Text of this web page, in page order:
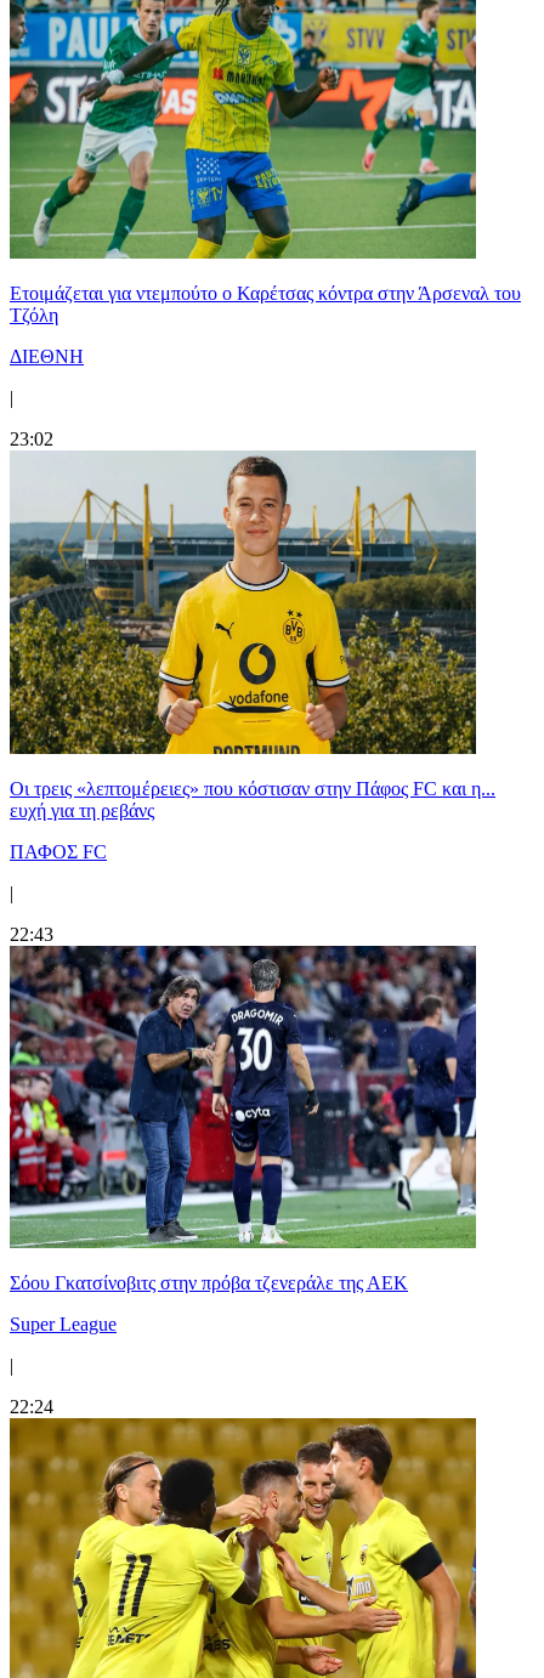
Ετοιμάζεται για ντεμπούτο ο Καρέτσας κόντρα στην Άρσεναλ του
Τζόλη
ΔΙΕΘΝΗ
|
23:02
Οι τρεις «λεπτομέρειες» που κόστισαν στην Πάφος FC και η...
ευχή για τη ρεβάνς
ΠΑΦΟΣ FC
|
22:43
Σόου Γκατσίνοβιτς στην πρόβα τζενεράλε της ΑΕΚ
Super League
|
22:24